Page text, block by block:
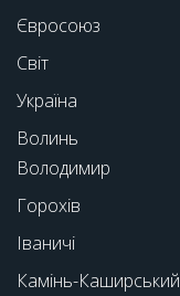
Євросоюз
Світ
Україна
Волинь
Володимир
Горохів
Іваничі
Камінь-Каширський